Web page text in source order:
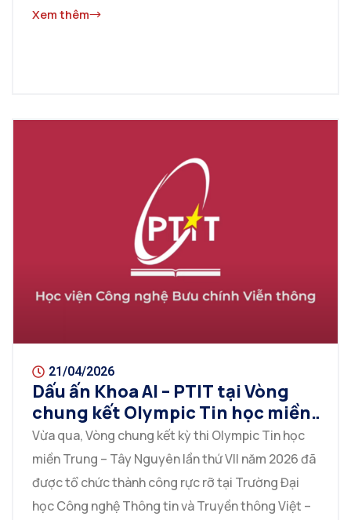
Xem thêm
21/04/2026
Dấu ấn Khoa AI – PTIT tại Vòng
chung kết Olympic Tin học miền
Trung – Tây Nguyên lần thứ VII
Vừa qua, Vòng chung kết kỳ thi Olympic Tin học
miền Trung – Tây Nguyên lần thứ VII năm 2026 đã
được tổ chức thành công rực rỡ tại Trường Đại
học Công nghệ Thông tin và Truyền thông Việt –